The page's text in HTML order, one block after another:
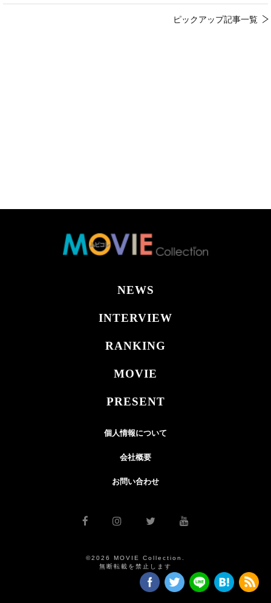
ピックアップ記事一覧
NEWS
INTERVIEW
RANKING
MOVIE
PRESENT
個人情報について
会社概要
お問い合わせ
©2026 MOVIE Collection.
無断転載を禁止します